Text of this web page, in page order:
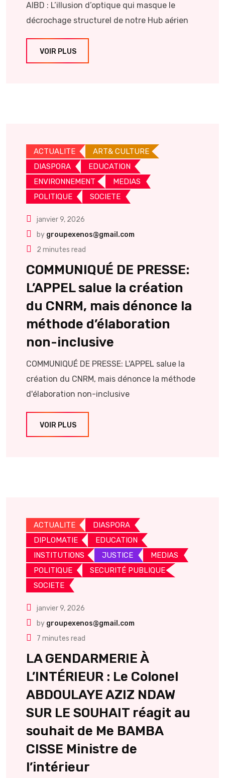
AIBD : L’illusion d’optique qui masque le
décrochage structurel de notre Hub aérien
VOIR PLUS
ACTUALITE
ART& CULTURE
DIASPORA
EDUCATION
ENVIRONNEMENT
MEDIAS
POLITIQUE
SOCIETE
janvier 9, 2026
by groupexenos@gmail.com
2 minutes read
COMMUNIQUÉ DE PRESSE:
L’APPEL salue la création
du CNRM, mais dénonce la
méthode d’élaboration
non-inclusive
COMMUNIQUÉ DE PRESSE: L'APPEL salue la
création du CNRM, mais dénonce la méthode
d'élaboration non-inclusive
VOIR PLUS
ACTUALITE
DIASPORA
DIPLOMATIE
EDUCATION
INSTITUTIONS
JUSTICE
MEDIAS
POLITIQUE
SECURITÉ PUBLIQUE
SOCIETE
janvier 9, 2026
by groupexenos@gmail.com
7 minutes read
LA GENDARMERIE À
L’INTÉRIEUR : Le Colonel
ABDOULAYE AZIZ NDAW
SUR LE SOUHAIT réagit au
souhait de Me BAMBA
CISSE Ministre de
l’intérieur